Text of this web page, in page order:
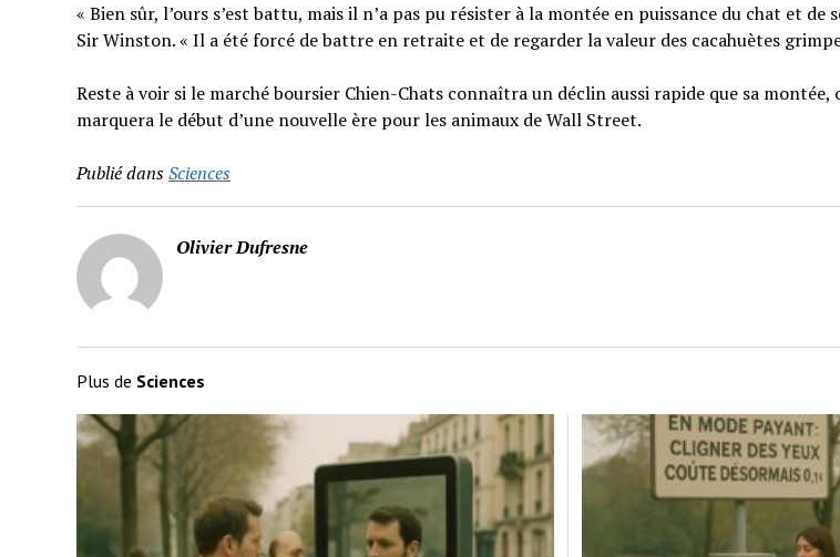
« Bien sûr, l’ours s’est battu, mais il n’a pas pu résister à la montée en puissance du chat et de
Sir Winston. « Il a été forcé de battre en retraite et de regarder la valeur des cacahuètes
Reste à voir si le marché boursier Chien-Chats connaîtra un déclin aussi rapide que sa montée,
marquera le début d’une nouvelle ère pour les animaux de Wall Street.
Publié dansSciences
Olivier Dufresne
Plus de Sciences